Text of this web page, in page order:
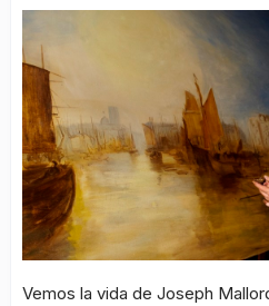
Vemos la vida de Joseph